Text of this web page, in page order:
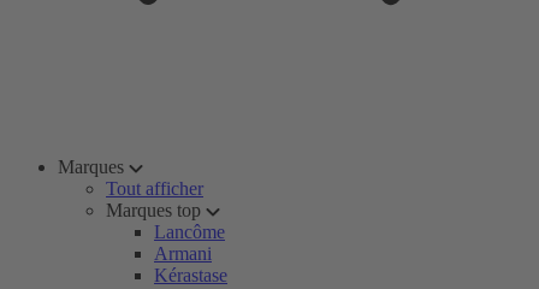
Marques
Tout afficher
Marques top
Lancôme
Armani
Kérastase